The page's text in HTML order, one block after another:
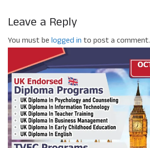
Leave a Reply
You must be logged in to post a comment.